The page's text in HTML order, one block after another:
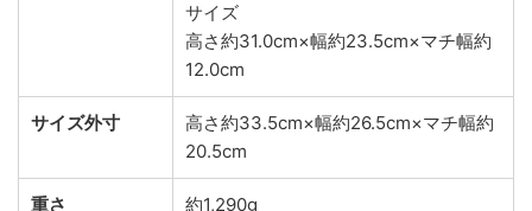
サイズ
高さ約31.0cm×幅約23.5cm×マチ幅約
12.0cm
サイズ外寸
高さ約33.5cm×幅約26.5cm×マチ幅約
20.5cm
重さ 約1,290g